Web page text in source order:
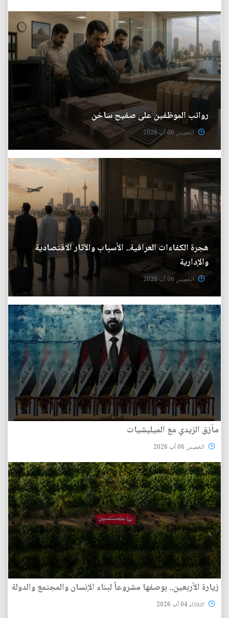
رواتب الموظفين على صفيح ساخن
الخميس 06 آب 2026
هجرة الكفاءات العراقية.. الأسباب والآثار الاقتصادية
والإدارية
الخميس 06 آب 2026
مأزق الزيدي مع الميليشيات
الخميس 06 آب 2026
زيارة الأربعين.. بوصفها مشروعاً لبناء الإنسان والمجتمع والدولة
الثلاثاء 04 آب 2026